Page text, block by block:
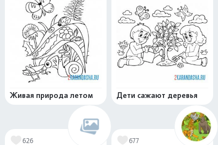
Живая природа летом Дети сажают деревья
626 677